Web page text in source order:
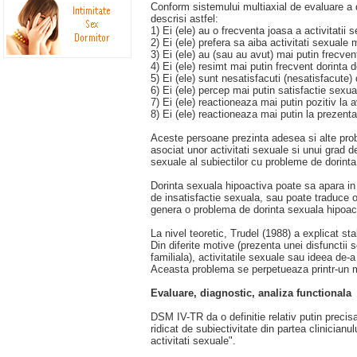
Conform sistemului multiaxial de evaluare
descrisi astfel:
1) Ei (ele) au o frecventa joasa a activitatii
2) Ei (ele) prefera sa aiba activitati sexuale
3) Ei (ele) au (sau au avut) mai putin
4) Ei (ele) resimt mai putin frecvent dorinta
5) Ei (ele) sunt nesatisfacuti (nesatisfacute)
6) Ei (ele) percep mai putin satisfactie
7) Ei (ele) reactioneaza mai putin pozitiv la
8) Ei (ele) reactioneaza mai putin la
Aceste persoane prezinta adesea si alte
asociat unor activitati sexuale si unui grad
sexuale al subiectilor cu probleme de
Dorinta sexuala hipoactiva poate sa apara
de insatisfactie sexuala, sau poate traduce
genera o problema de dorinta sexuala
La nivel teoretic, Trudel (1988) a explicat
Din diferite motive (prezenta unei disfunctii
familiala), activitatile sexuale sau ideea de-
Aceasta problema se perpetueaza printr-un
Evaluare, diagnostic, analiza functionala
DSM IV-TR da o definitie relativ putin
ridicat de subiectivitate din partea
activitati sexuale".